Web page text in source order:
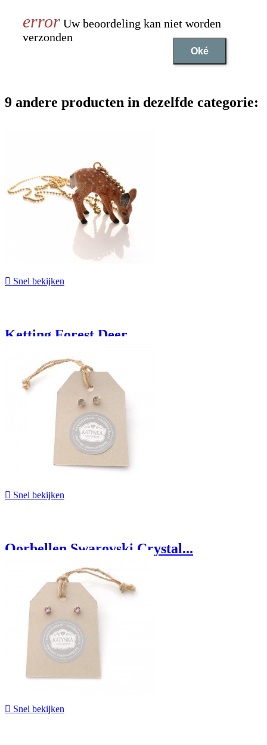
Uw beoordeling kan niet worden
verzonden
Oké
9 andere producten in dezelfde categorie:
 Snel bekijken
Ketting Forest Deer
 Snel bekijken
Oorbellen Swarovski Crystal...
 Snel bekijken